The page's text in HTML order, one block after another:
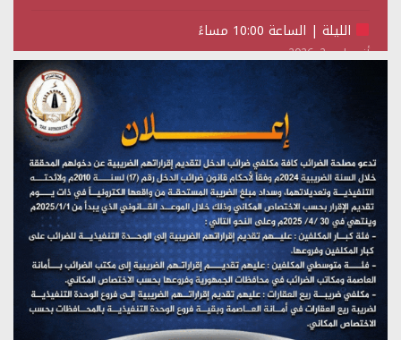
الليلة | الساعة 10:00 مساءً
أغسطس 2, 2026
تستمعون لبرنامج (حدث في مثل هذا اليوم)
(نحن لا نهزم) بث مباشر
يوليو 28, 2026
تستمعون لبرنامج (هندسة الوهم)
يوليو 28, 2026
مؤتمر صحفي لمركز عين الإنسانية حول جرائم تحالف العدوان
على اليمن
يوليو 27, 2026